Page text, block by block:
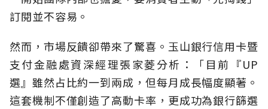
訂閱並不容易。
然而，市場反饋卻帶來了驚喜。玉山銀行信用卡暨
支付金融處資深經理張家菱分析：「目前『UP
選』雖然占比約一到兩成，但每月成長幅度顯著。
這套機制不僅創造了高動卡率，更成功為銀行篩選